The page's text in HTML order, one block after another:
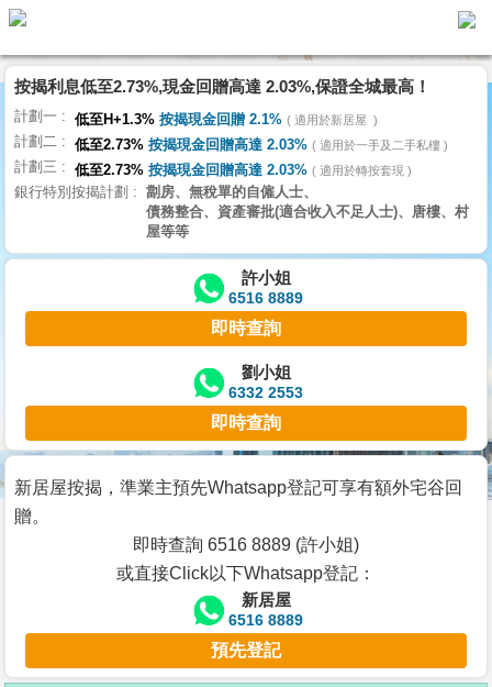
代
理
主
頁
搵
樓/
交
業
主
宅
谷
按
客
按揭利息低至2.73%,現金回贈高達 2.03%,保證全城最高！
計劃一 低至H+1.3% 按揭現金回贈 2.1% 適用於新居屋
計劃二 低至2.73% 按揭現金回贈高達 2.03% 適用於一手及二手私樓
計劃三 低至2.73% 按揭現金回贈高達 2.03% 適用於轉按套現
銀行特別按揭計劃
劏房、無稅單的自僱人士、
債務整合、資產審批(適合收入不足人士)、唐樓、村
屋等等
許小姐
6516 8889
即時查詢
劉小姐
6332 2553
即時查詢
新居屋按揭，準業主預先Whatsapp登記可享有額外宅谷回
贈。
即時查詢 6516 8889 (許小姐)
或直接Click以下Whatsapp登記：
新居屋
6516 8889
預先登記